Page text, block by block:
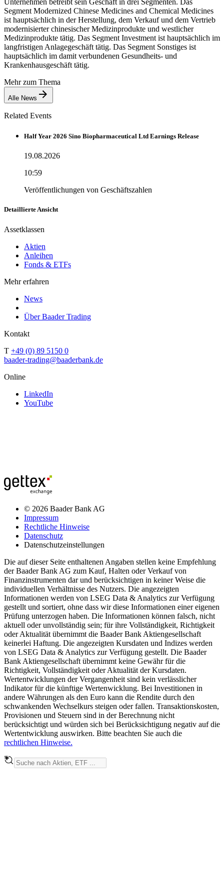
Segment Modernized Chinese Medicines and Chemical Medicines
ist hauptsächlich in der Herstellung, dem Verkauf und dem Vertrieb
modernisierter chinesischer Medizinprodukte und westlicher
Medizinprodukte tätig. Das Segment Investment ist hauptsächlich im
langfristigen Anlagegeschäft tätig. Das Segment Sonstiges ist
hauptsächlich im damit verbundenen Gesundheits- und
Krankenhausgeschäft tätig.
Mehr zum Thema
Alle News
Related Events
Half Year 2026 Sino Biopharmaceutical Ltd Earnings Release
19.08.2026
10:59
Veröffentlichungen von Geschäftszahlen
Detaillierte Ansicht
Assetklassen
Aktien
Anleihen
Fonds & ETFs
Mehr erfahren
News
Über Baader Trading
Kontakt
T +49 (0) 89 5150 0
baader-trading@baaderbank.de
Online
LinkedIn
YouTube
© 2026 Baader Bank AG
Impressum
Rechtliche Hinweise
Datenschutz
Datenschutzeinstellungen
Die auf dieser Seite enthaltenen Angaben stellen keine Empfehlung
der Baader Bank AG zum Kauf, Halten oder Verkauf von
Finanzinstrumenten dar und berücksichtigen in keiner Weise die
individuellen Verhältnisse des Nutzers. Die angezeigten
Informationen werden von LSEG Data & Analytics zur Verfügung
gestellt und sortiert, ohne dass wir diese Informationen einer eigenen
Prüfung unterzogen haben. Die Informationen können falsch, nicht
aktuell oder unvollständig sein; für ihre Vollständigkeit, Richtigkeit
oder Aktualität übernimmt die Baader Bank Aktiengesellschaft
keinerlei Haftung. Die angezeigten Kursdaten und Indizes werden
von LSEG Data & Analytics zur Verfügung gestellt. Die Baader
Bank Aktiengesellschaft übernimmt keine Gewähr für die
Richtigkeit, Vollständigkeit oder Aktualität der Kursdaten.
Wertentwicklungen der Vergangenheit sind kein verlässlicher
Indikator für die künftige Wertenwicklung. Bei Investitionen in
andere Währungen als den Euro kann die Rendite durch den
schwankenden Wechselkurs steigen oder fallen. Transaktionskosten,
Provisionen und Steuern sind in der Berechnung nicht
berücksichtigt und würden sich bei Berücksichtigung negativ auf die
Wertentwicklung auswirken. Bitte beachten Sie auch die
rechtlichen Hinweise.